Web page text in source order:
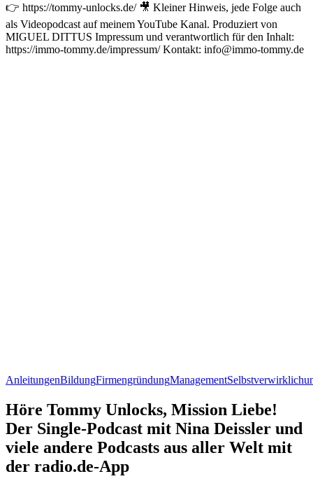
👉 https://tommy-unlocks.de/ 🎥 Kleiner Hinweis, jede Folge auch
als Videopodcast auf meinem YouTube Kanal. Produziert von
MIGUEL DITTUS Impressum und verantwortlich für den Inhalt:
https://immo-tommy.de/impressum/ Kontakt: info@immo-tommy.de
AnleitungenBildungFirmengründungManagement
Höre Tommy Unlocks, Mission Liebe!
Der Single-Podcast mit Nina Deissler und
viele andere Podcasts aus aller Welt mit
der radio.de-App